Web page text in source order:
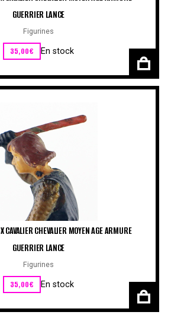
GUERRIER LANCE
Figurines
35,00€ En stock
CAVALIER CHEVALIER MOYEN AGE ARMURE
GUERRIER LANCE
Figurines
35,00€ En stock